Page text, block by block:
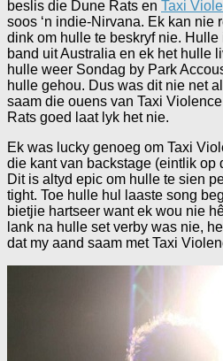
beslis die Dune Rats en Taxi
soos ‘n indie-Nirvana. Ek kan nie
dink om hulle te beskryf nie. Hulle
band uit Australia en ek het hulle
hulle weer Sondag by Park
hulle gehou. Dus was dit nie net
saam die ouens van Taxi
Rats goed laat lyk het nie.
Ek was lucky genoeg om Taxi
die kant van backstage (eintlik op
Dit is altyd epic om hulle te sien
tight. Toe hulle hul laaste song
bietjie hartseer want ek wou nie
lank na hulle set verby was nie,
dat my aand saam met Taxi